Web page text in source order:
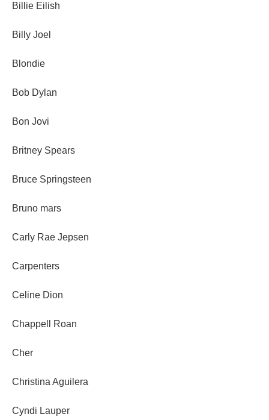
Billie Eilish
Billy Joel
Blondie
Bob Dylan
Bon Jovi
Britney Spears
Bruce Springsteen
Bruno mars
Carly Rae Jepsen
Carpenters
Celine Dion
Chappell Roan
Cher
Christina Aguilera
Cyndi Lauper